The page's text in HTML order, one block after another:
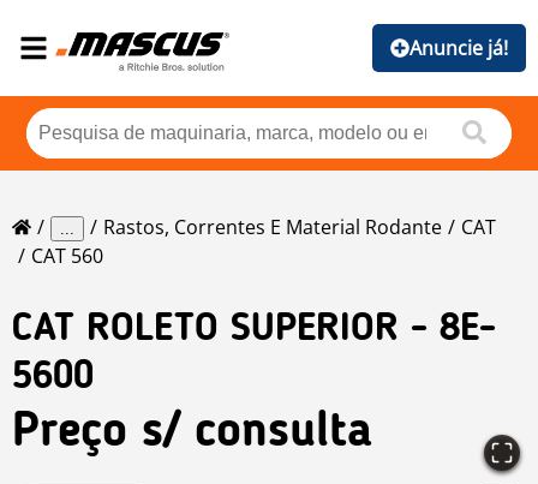
Anuncie já!
... Rastos, Correntes E Material Rodante
CAT
CAT 560
CAT ROLETO SUPERIOR - 8E-
5600
Preço s/ consulta